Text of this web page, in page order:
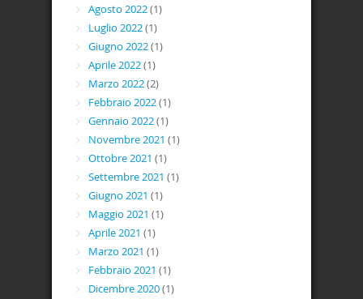
Agosto 2022(1)
Luglio 2022(1)
Giugno 2022(1)
Aprile 2022(1)
Marzo 2022(2)
Febbraio 2022(1)
Gennaio 2022(1)
Novembre 2021 (1)
Ottobre 2021 (1)
Settembre 2021 (1)
Giugno 2021 (1)
Maggio 2021 (1)
Aprile 2021 (1)
Marzo 2021 (1)
Febbraio 2021 (1)
Dicembre 2020(1)